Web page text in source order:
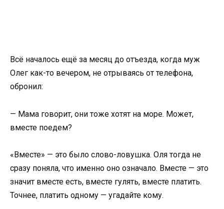
Всё началось ещё за месяц до отъезда, когда муж
Олег как-то вечером, не отрываясь от телефона,
обронил:
— Мама говорит, они тоже хотят на море. Может,
вместе поедем?
«Вместе» — это было слово-ловушка. Оля тогда не
сразу поняла, что именно оно означало. Вместе — это
значит вместе есть, вместе гулять, вместе платить.
Точнее, платить одному — угадайте кому.